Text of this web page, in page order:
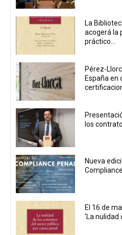
La
acogerá la
práctico...
Pérez-
España en
los
Nueva
El 16 de
'La nulidad